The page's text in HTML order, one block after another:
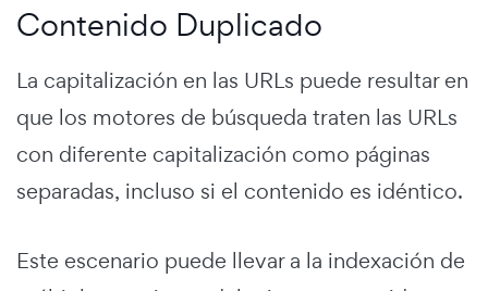
Contenido Duplicado
La capitalización en las URLs puede resultar en
que los motores de búsqueda traten las URLs
con diferente capitalización como páginas
separadas, incluso si el contenido es idéntico.
Este escenario puede llevar a la indexación de